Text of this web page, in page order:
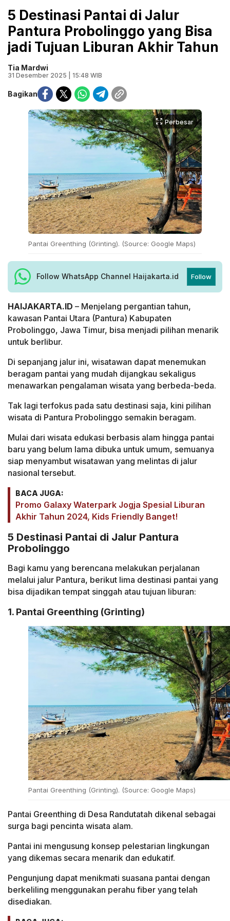
5 Destinasi Pantai di Jalur
Pantura Probolinggo yang Bisa
jadi Tujuan Liburan Akhir Tahun
Tia Mardwi
31 Desember 2025 | 15:48 WIB
Bagikan
Perbesar
Pantai Greenthing (Grinting). (Source: Google Maps)
Follow WhatsApp Channel Haijakarta.id Follow
HAIJAKARTA.ID – Menjelang pergantian tahun,
kawasan Pantai Utara (Pantura) Kabupaten
Probolinggo, Jawa Timur, bisa menjadi pilihan menarik
untuk berlibur.
Di sepanjang jalur ini, wisatawan dapat menemukan
beragam pantai yang mudah dijangkau sekaligus
menawarkan pengalaman wisata yang berbeda-beda.
Tak lagi terfokus pada satu destinasi saja, kini pilihan
wisata di Pantura Probolinggo semakin beragam.
Mulai dari wisata edukasi berbasis alam hingga pantai
baru yang belum lama dibuka untuk umum, semuanya
siap menyambut wisatawan yang melintas di jalur
nasional tersebut.
BACA JUGA:
Promo Galaxy Waterpark Jogja Spesial Liburan
Akhir Tahun 2024, Kids Friendly Banget!
5 Destinasi Pantai di Jalur Pantura
Probolinggo
Bagi kamu yang berencana melakukan perjalanan
melalui jalur Pantura, berikut lima destinasi pantai yang
bisa dijadikan tempat singgah atau tujuan liburan:
1. Pantai Greenthing (Grinting)
Pantai Greenthing (Grinting). (Source: Google Maps)
Pantai Greenthing di Desa Randutatah dikenal sebagai
surga bagi pencinta wisata alam.
Pantai ini mengusung konsep pelestarian lingkungan
yang dikemas secara menarik dan edukatif.
Pengunjung dapat menikmati suasana pantai dengan
berkeliling menggunakan perahu fiber yang telah
disediakan.